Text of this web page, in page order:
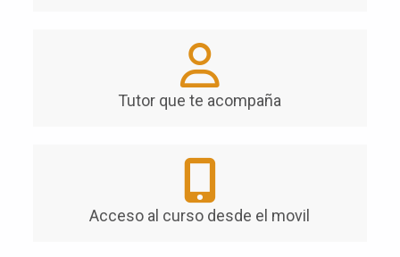
Tutor que te acompaña
Acceso al curso desde el movil